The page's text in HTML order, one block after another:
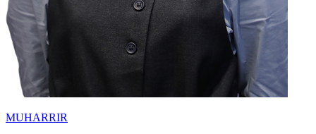
MUHARRIR